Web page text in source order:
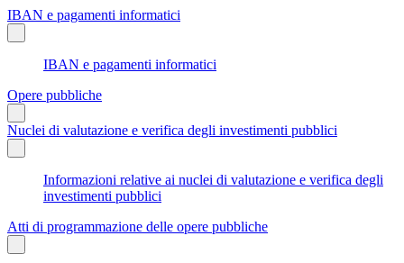
IBAN e pagamenti informatici
IBAN e pagamenti informatici
Opere pubbliche
Nuclei di valutazione e verifica degli investimenti pubblici
Informazioni relative ai nuclei di valutazione e verifica degli
investimenti pubblici
Atti di programmazione delle opere pubbliche